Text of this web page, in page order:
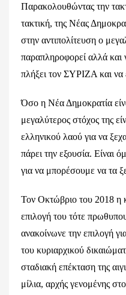
Παρακολουθώντας την
τακτική, της Νέας
στην αντιπολίτευση ο
παραπληροφορεί αλλά και
πλήξει τον ΣΥΡΙΖΑ και να
Όσο η Νέα Δημοκρατία
μεγαλύτερος στόχος της
ελληνικού λαού για να
πάρει την εξουσία. Είναι
για να μπορέσουμε να τα
Τον Οκτώβριο του 2018
επιλογή του τότε
ανακοίνωνε την επιλογή
του κυριαρχικού
σταδιακή επέκταση της
μίλια, αρχής γενομένης